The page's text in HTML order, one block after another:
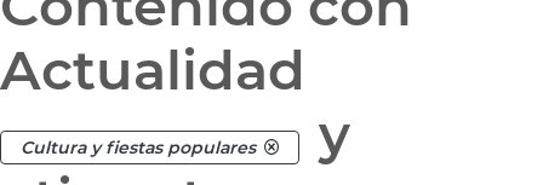
Actualidad
Cultura y fiestas populares
y